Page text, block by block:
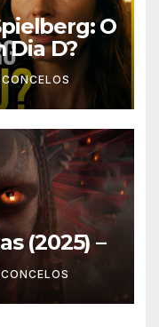
O
Dia D?
(2025) –